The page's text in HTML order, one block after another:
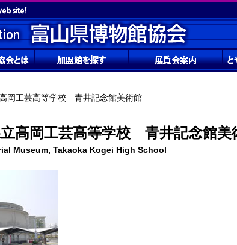
工芸高等学校 青井記念館美術館
高岡工芸高等学校 青井記念館美
Museum, Takaoka Kogei High School